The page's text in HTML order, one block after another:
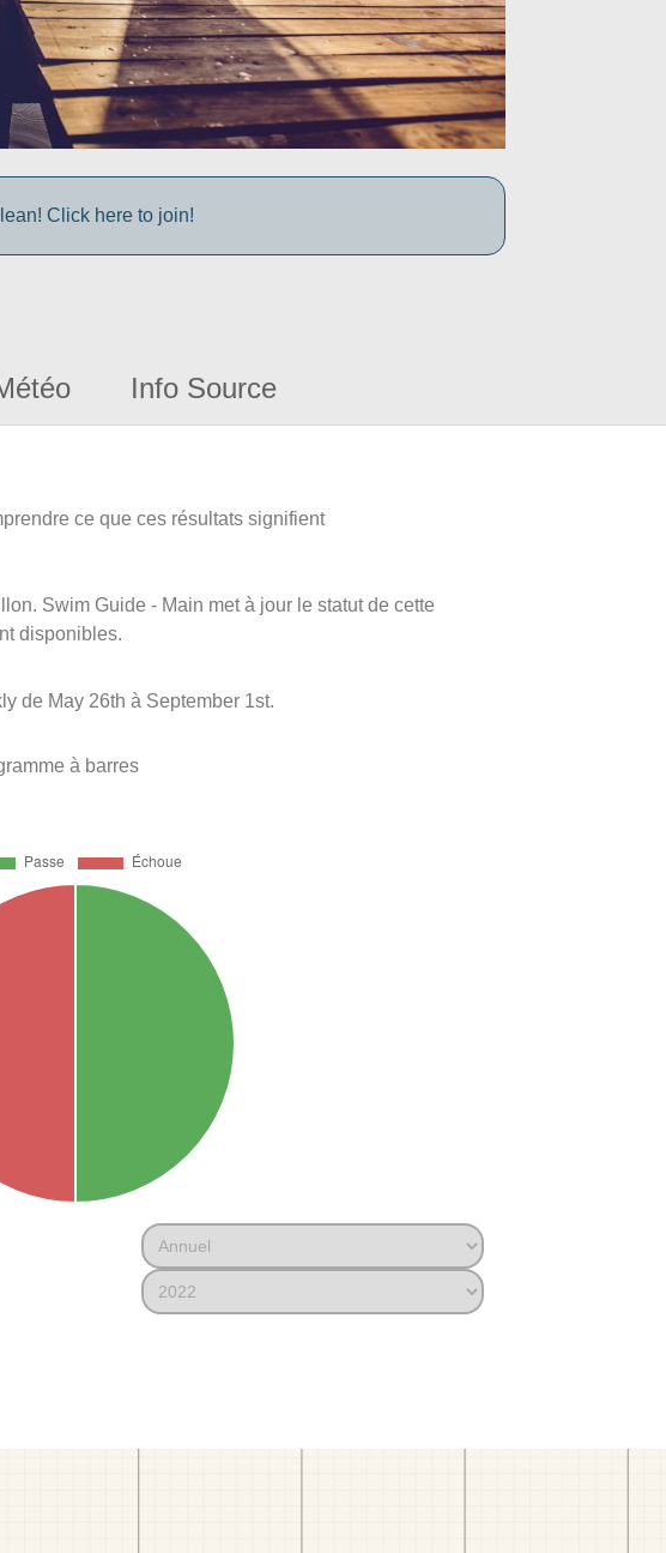
Click here to join!
Info Source
ce que ces résultats signifient
Swim Guide - Main met à jour le statut de cette
disponibles.
de May 26th à September 1st.
à barres